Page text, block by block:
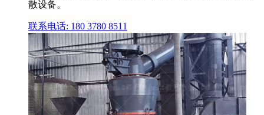
散设备。
联系电话: 180 3780 8511